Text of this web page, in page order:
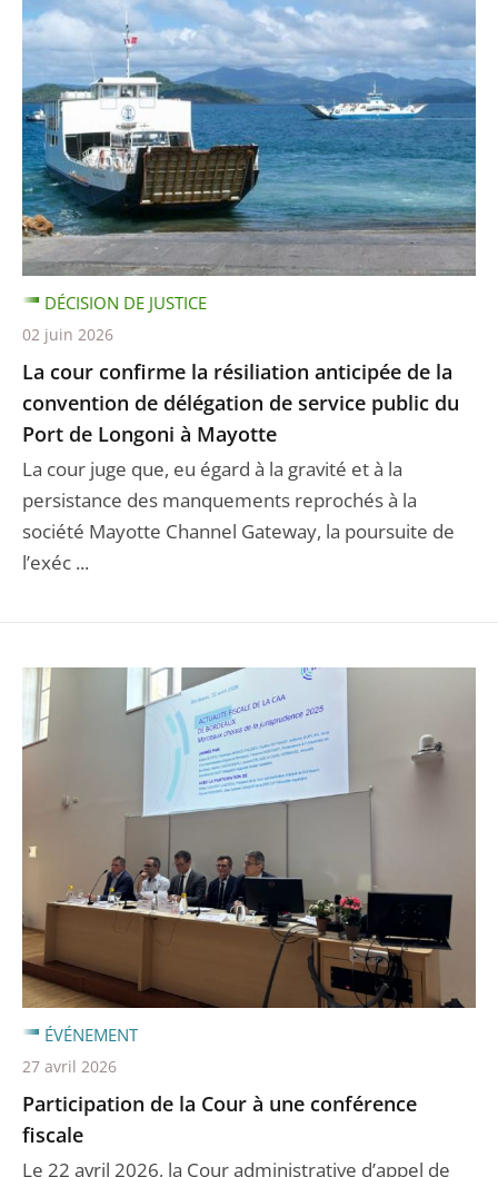
La cour confirme la résiliation anticipée de la
convention de délégation de service public du
Port de Longoni à Mayotte
La cour juge que, eu égard à la gravité et à la
persistance des manquements reprochés à la
société Mayotte Channel Gateway, la poursuite de
l’exéc ...
DÉCISION DE JUSTICE
02 juin 2026
Participation de la Cour à une conférence
fiscale
Le 22 avril 2026, la Cour administrative d’appel de
ÉVÉNEMENT
27 avril 2026